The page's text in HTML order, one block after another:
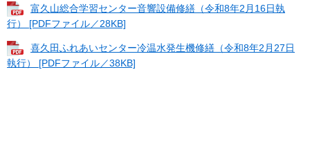
富久山総合学習センター音響設備修繕（令和8年2月16日執
行） [PDFファイル／28KB]
喜久田ふれあいセンター冷温水発生機修繕（令和8年2月27日
執行） [PDFファイル／38KB]